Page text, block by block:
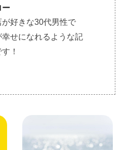
ー
好きな30代男性で
せになれるような記
！